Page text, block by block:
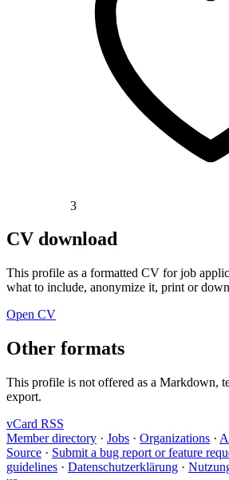
3
CV download
This profile as a formatted CV for job
what to include, anonymize it, print or
Open CV
Other formats
This profile is not offered as a Markdown,
export.
vCard RSS
Member directory · Jobs · Organizations ·
Source · Submit a bug report or feature
guidelines · Datenschutzerklärung ·